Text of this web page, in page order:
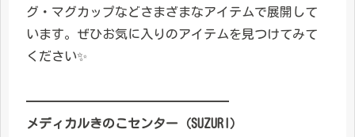
グ・マグカップなどさまざまなアイテムで展開して
います。ぜひお気に入りのアイテムを見つけてみて
ください✨
━━━━━━━━━━━━━━━━
メディカルきのこセンター（SUZURI）